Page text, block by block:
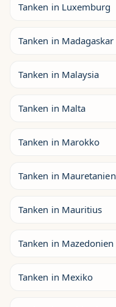
Tanken in Luxemburg
Tanken in Madagaskar
Tanken in Malaysia
Tanken in Malta
Tanken in Marokko
Tanken in Mauretanien
Tanken in Mauritius
Tanken in Mazedonien
Tanken in Mexiko